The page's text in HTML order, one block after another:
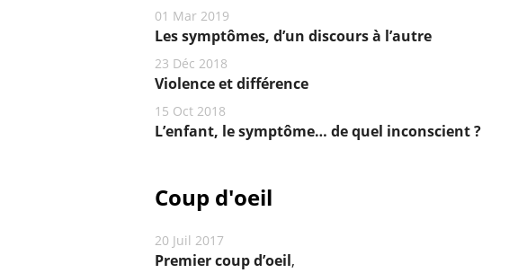
01 Mar 2019
Les symptômes, d’un discours à l’autre
23 Déc 2018
Violence et différence
15 Oct 2018
L’enfant, le symptôme… de quel inconscient ?
Coup d'oeil
20 Juil 2017
Premier coup d’oeil,